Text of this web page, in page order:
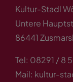
Kultur-Stadl
Untere
86441
Tel: 08291 / 8
Mail: kultur-